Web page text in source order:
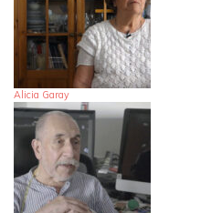
Alicia Garay